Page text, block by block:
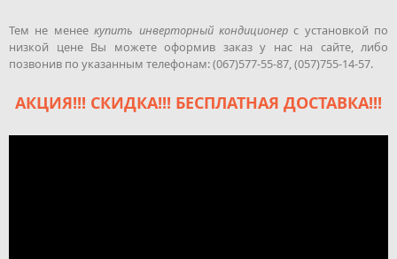
Тем не менеекупить инверторный кондиционерс установкой по
низкой цене Вы можете оформив заказ у нас на сайте, либо
позвонив по указанным телефонам: (067)577-55-87, (057)755-14-57.
АКЦИЯ!!! СКИДКА!!! БЕСПЛАТНАЯ ДОСТАВКА!!!